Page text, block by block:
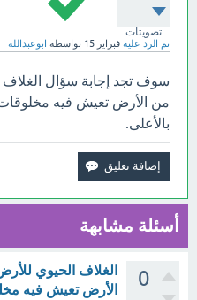
تصويتات
تم الرد عليه فبراير 15 بواسطة ابوعبدالله
سوف تجد إجابة سؤال
من الأرض تعيش فيه
بالأعلى.
أسئلة مشابهة
0
الغلاف الحيوي
الأرض تعيش فيه